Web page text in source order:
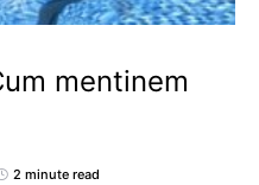
mentinem
2 minute read